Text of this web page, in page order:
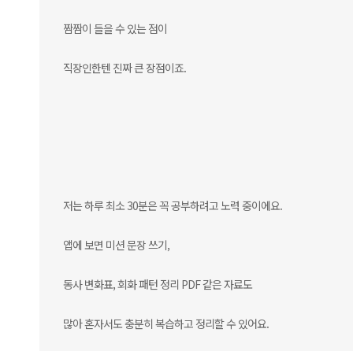
짬짬이 들을 수 있는 점이
직장인한텐 진짜 큰 장점이죠.
저는 하루 최소 30분은 꼭 공부하려고 노력 중이에요.
앱에 보면 미션 문장 쓰기,
동사 변화표, 회화 패턴 정리 PDF 같은 자료도
많아 혼자서도 충분히 복습하고 정리할 수 있어요.